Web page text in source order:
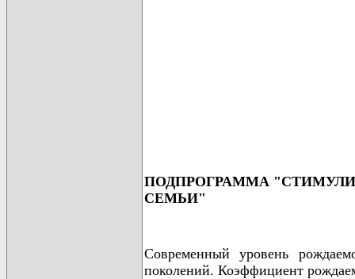
ПОДПРОГРАММА
СЕМЬИ"
Современный уровень
поколений. Коэффициент